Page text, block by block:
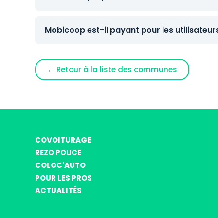
Mobicoop est-il payant pour les
← Retour à la liste des communes
COVOITURAGE
REZO POUCE
COLOC'AUTO
POUR LES PROS
ACTUALITÉS